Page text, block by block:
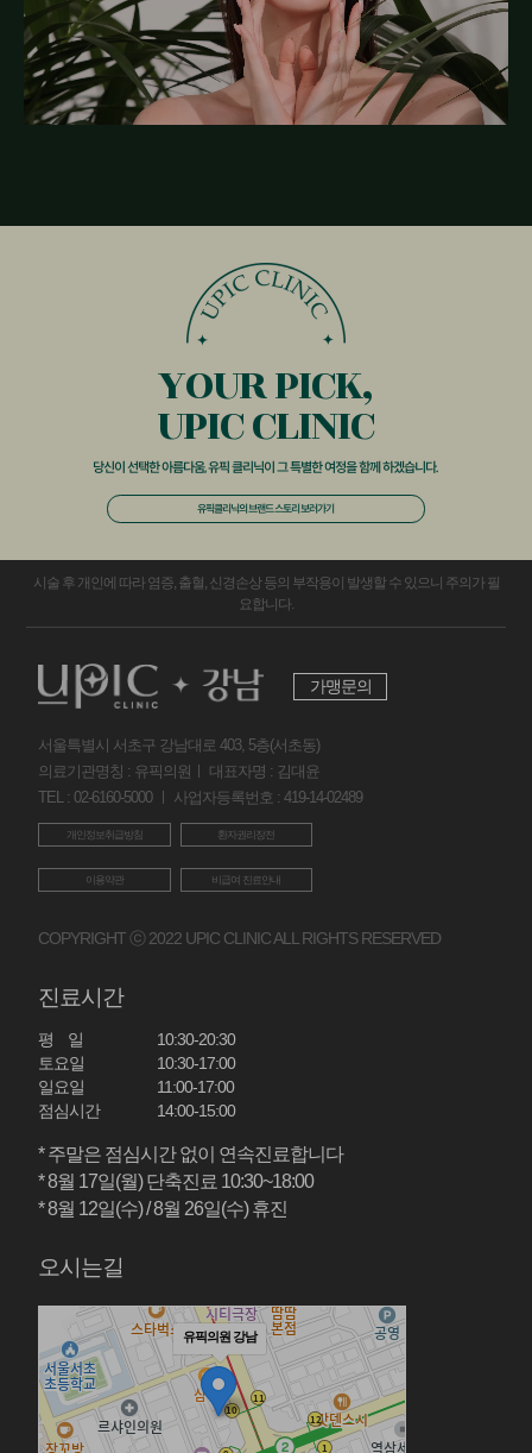
YOUR PICK,
UPIC CLINIC
당신이 선택한 아름다움,유픽 클리닉이 그 특별한 여정을 함께 하겠습니다.
유픽클리닉의 브랜드 스토리 보러가기
시술 후 개인에 따라 염증, 출혈, 신경손상 등의 부작용이 발생할 수 있으니 주의가 필
요합니다.
가맹문의
서울특별시 서초구 강남대로 403, 5층(서초동)
의료기관명칭 : 유픽의원ㅣ 대표자명 : 김대윤
TEL : 02-6160-5000 ㅣ 사업자등록번호 : 419-14-02489
개인정보취급방침 환자권리장전
이용약관 비급여 진료안내
COPYRIGHT ⓒ 2022 UPIC CLINIC ALL RIGHTS RESERVED
진료시간
평 일
10:30-20:30
토요일
10:30-17:00
일요일
11:00-17:00
점심시간
14:00-15:00
* 주말은 점심시간 없이 연속진료합니다
* 8월 17일(월) 단축진료 10:30~18:00
* 8월 12일(수) / 8월 26일(수) 휴진
오시는길
유픽의원 강남